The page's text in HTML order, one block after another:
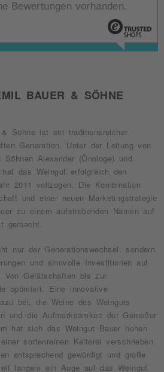
Bewertungen vorhanden.
BAUER & SÖHNE
Söhne ist ein traditionsreicher
Generation. Unter der Leitung von
Alexander (Önologe) und
hat das Weingut erfolgreich den
2011 vollzogen. Die Kombination
und einer neuen Marketingstrategie
zu einem aufstrebenden Namen auf
gemacht.
nur der Generationswechsel, sondern
und sinnvolle Investitionen auf
Von Gerätschaften bis zur
optimiert. Eine innovative
bei, die Weine des Weinguts
und die Aufmerksamkeit der Genießer
hat sich das Weingut Bauer hohen
sortenreinen Kelterei verschrieben.
entsprechend gewürdigt und große
langem ein Auge auf das Weingut